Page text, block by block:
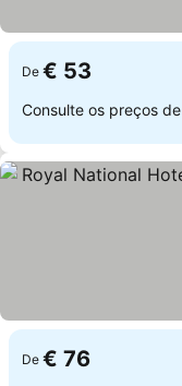
De € 53
Consulte os preços de
De € 76